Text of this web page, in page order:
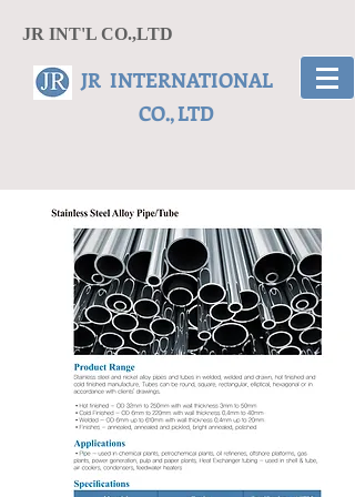
JR INT'L CO.,LTD
JR INTERNATIONAL
CO., LTD